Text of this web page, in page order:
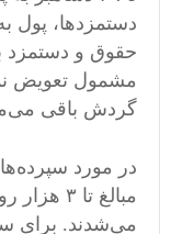
دستمزدها، پول
حقوق و دستمزد
مشمول تعویض
گردش باقی
در مورد
مبالغ